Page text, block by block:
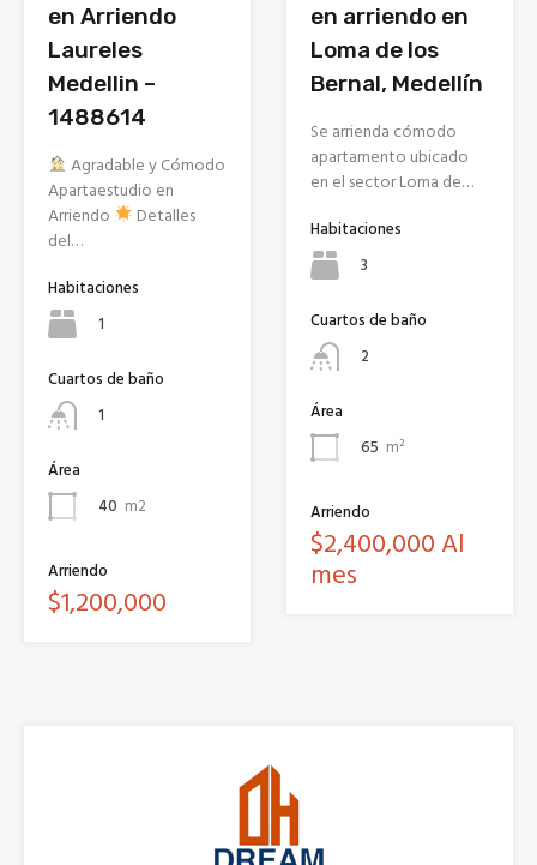
en Arriendo
Laureles
Medellin –
1488614
Agradable y Cómodo
Apartaestudio en
Arriendo
Detalles
del…
Habitaciones
1
Cuartos de baño
1
Área
40 m2
Arriendo
$1,200,000
en arriendo en
Loma de los
Bernal, Medellín
Se arrienda cómodo
apartamento ubicado
en el sector Loma de…
Habitaciones
3
Cuartos de baño
2
Área
65 m²
Arriendo
$2,400,000 Al
mes